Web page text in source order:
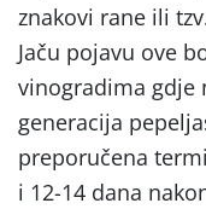
znakovi rane ili
Jaču pojavu ove
vinogradima gdje
generacija
preporučena
i 12-14 dana